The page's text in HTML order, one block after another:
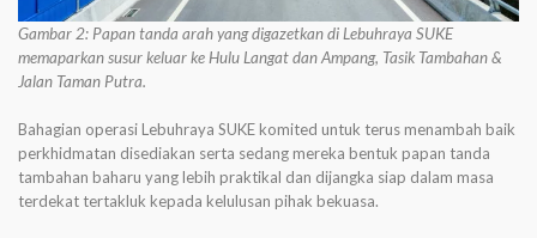
Gambar 2: Papan tanda arah yang digazetkan di Lebuhraya SUKE
memaparkan susur keluar ke Hulu Langat dan Ampang, Tasik Tambahan &
Jalan Taman Putra.
Bahagian operasi Lebuhraya SUKE komited untuk terus menambah baik
perkhidmatan disediakan serta sedang mereka bentuk papan tanda
tambahan baharu yang lebih praktikal dan dijangka siap dalam masa
terdekat tertakluk kepada kelulusan pihak bekuasa.